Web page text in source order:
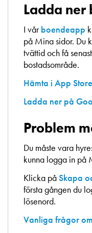
Ladda ner
I vårboendeapp
på Mina sidor. Du
tvättid och få
bostadsområde.
Hämta i App Store
Ladda ner på
Problem
Du måste vara
kunna logga in på
Klicka påSkapa
första gången du
lösenord.
Vanliga frågor